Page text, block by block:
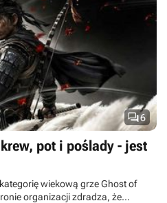
6
pot i poślady - jest
wiekową grze Ghost of
organizacji zdradza, że